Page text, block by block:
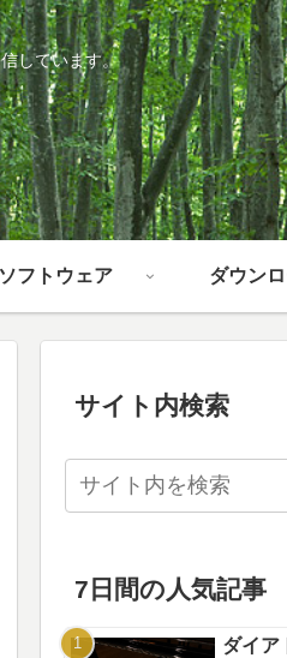
しています。
ソフトウェア ダウン
サイト内検索
7日間の人気記事
ダイア